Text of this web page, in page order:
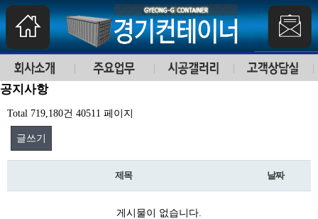
공지사항
Total 719,180건 40511 페이지
글쓰기
제목 날짜
게시물이 없습니다.